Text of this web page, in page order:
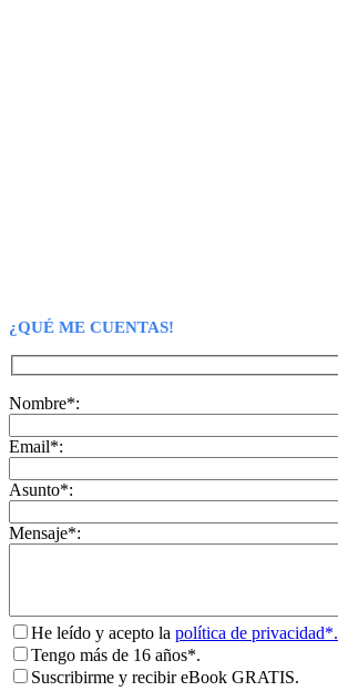
¿QUÉ ME CUENTAS!
Nombre*:
Email*:
Asunto*:
Mensaje*:
He leído y acepto la política de privacidad*.
Tengo más de 16 años*.
Suscribirme y recibir eBook GRATIS.